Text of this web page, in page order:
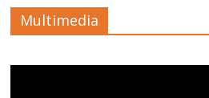
Multimedia